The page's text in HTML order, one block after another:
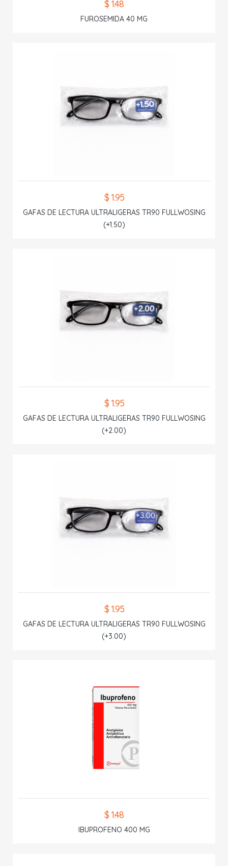
$ 1.48
FUROSEMIDA 40 MG
$ 1.95
GAFAS DE LECTURA ULTRALIGERAS TR90 FULLWOSING
(+1.50)
$ 1.95
GAFAS DE LECTURA ULTRALIGERAS TR90 FULLWOSING
(+2.00)
$ 1.95
GAFAS DE LECTURA ULTRALIGERAS TR90 FULLWOSING
(+3.00)
$ 1.48
IBUPROFENO 400 MG